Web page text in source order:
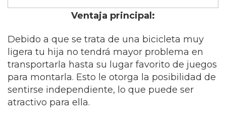
Ventaja principal:
Debido a que se trata de una bicicleta muy
ligera tu hija no tendrá mayor problema en
transportarla hasta su lugar favorito de juegos
para montarla. Esto le otorga la posibilidad de
sentirse independiente, lo que puede ser
atractivo para ella.